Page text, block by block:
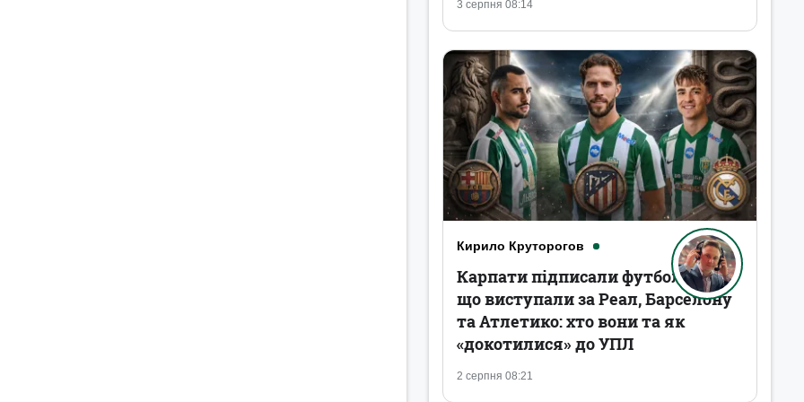
3 серпня 08:14
Кирило Круторогов
2 серпня 08:21
Карпати підписали футболістів,
що виступали за Реал, Барселону
та Атлетико: хто вони та як
«докотилися» до УПЛ